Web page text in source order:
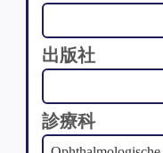
出版社
診療科